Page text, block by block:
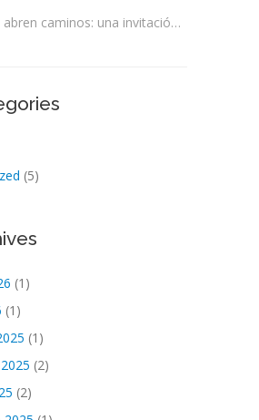
Juguetes que abren caminos: una invitación a elegir mejor
(5)
(1)
(1)
(1)
(2)
(2)